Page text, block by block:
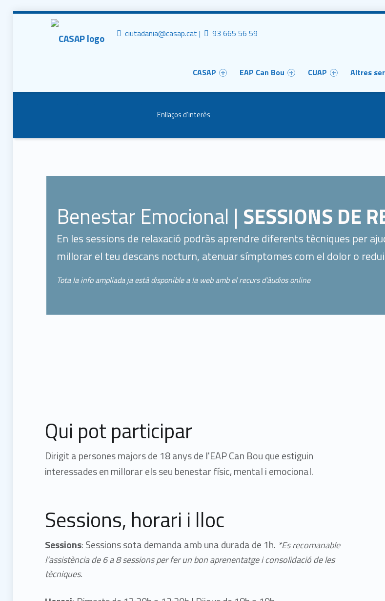
CASAP
Contacta al mail
ciutadania@casap.cat |
Truca'ns
93 665 56 59
CASAP EAP Can Bou CUAP Altres
Enllaços d’interès
Benestar Emocional | SESSIONS DE
En les sessions de relaxació podràs aprendre diferents tècniques per
millorar el teu descans nocturn, atenuar símptomes com el dolor o
Tota la info ampliada ja està disponible a la web amb el recurs d’àudios online
Qui pot participar
Dirigit a persones majors de 18 anys de l'EAP Can Bou que estiguin
interessades en millorar els seu benestar físic, mental i emocional.
Sessions, horari i lloc
Sessions: Sessions sota demanda amb una durada de 1h. *Es recomanable
l’assistència de 6 a 8 sessions per fer un bon aprenentatge i consolidació de les
tècniques.